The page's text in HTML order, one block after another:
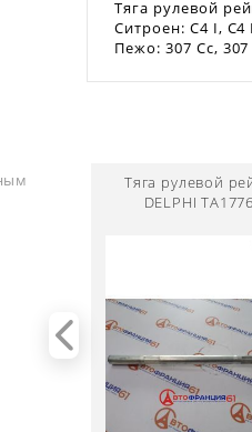
Тяга рулевой
Ситроен: C4 I, C4
Пежо: 307 Cc,
Тяга рулевой
DELPHI TA1776